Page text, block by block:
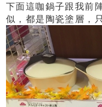
下面這咖鍋子跟我前
似，都是陶瓷塗層，